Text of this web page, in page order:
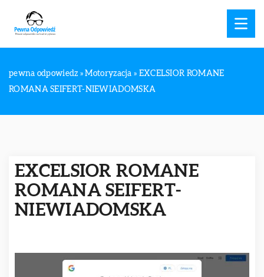
pewna odpowiedz »Motoryzacja » EXCELSIOR ROMANE
ROMANA SEIFERT-NIEWIADOMSKA
EXCELSIOR ROMANE
ROMANA SEIFERT-
NIEWIADOMSKA